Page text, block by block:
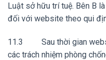
Luật sở hữu trí tuệ. Bên B
đối với website theo qui
11.3 Sau thời gian
các trách nhiệm phòng